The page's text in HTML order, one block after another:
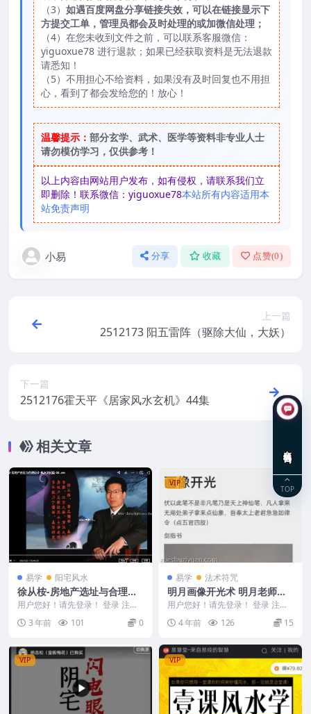
（3） 如遇百度网盘分享链接失效，可以在链接显示下
方提交工单，管理员都会及时处理的或加微信处理；
（4）在您未收到文件之前，可以联系客服微信：
yiguoxue78 进行退款；如果已经获取资料是无法退款
请悉知！
（5）不用担心不给资料，如果没有及时回复也不用担
心，看到了都会发给您的！放心！
温馨提示： 部分玄学、武术、医学等资料非专业人士
请勿模仿学习，仅供参考！
以上内容由网站用户发布，如有侵权，请联系我们立
即删除！联系微信：yiguoxue78本站所有内容适用本
站免责声明
小易 分享 收藏 点赞(0)
上一篇
2512173 阳五雷阵（驱除大仙，大妖）
下一篇
2512176霍天平《居家风水玄机》44集
相关文章
易学 阳宅风水
徐从桉-房地产选址与合理设
计-风水文化篇4讲
用户您好！请先登录！ 登录 注册
徐从桉-房地产选址与合理设计-风
水文化篇4讲 ...
3 年前 101 0
VIP
易学 法术符咒
明月画像开光术 明月老师画
相开光术，一集短视频
用户您好！请先登录！ 登录 注册
明月画像开光术 明月老师画相开
光术，一集短视...
4 年前 126 15
VIP VIP
TOP